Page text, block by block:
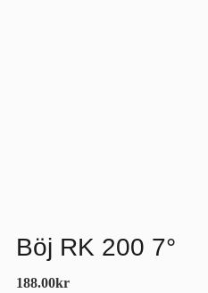
Böj RK 200 7°
188.00kr